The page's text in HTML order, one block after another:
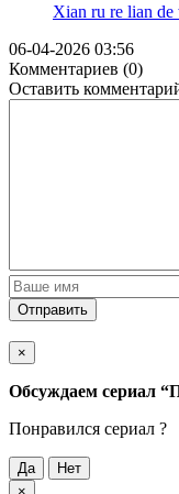
Xian ru re lian de
06-04-2026 03:56
Комментариев (0)
Оставить
Отправить
×
Обсуждаем cериал
Понравился cериал ?
Да
Нет
×